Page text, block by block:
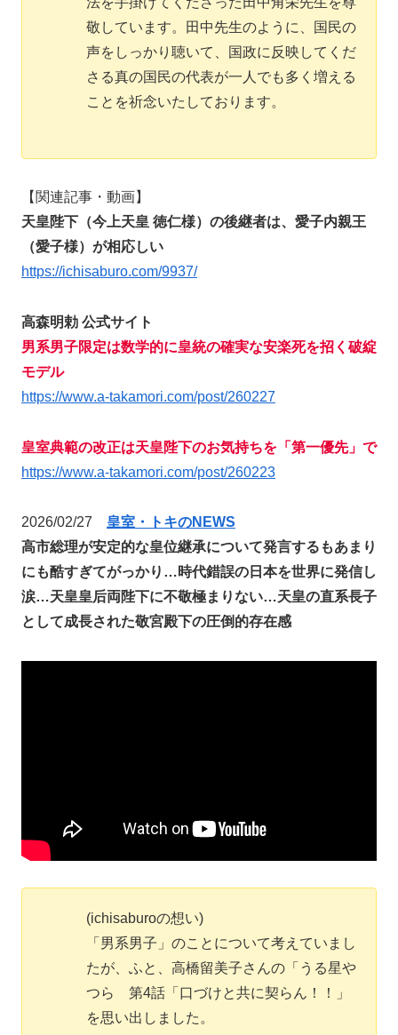
敬しています。田中先生のように、国民の
声をしっかり聴いて、国政に反映してくだ
さる真の国民の代表が一人でも多く増える
ことを祈念いたしております。
【関連記事・動画】
天皇陛下（今上天皇 徳仁様）の後継者は、愛子内親王
（愛子様）が相応しい
https://ichisaburo.com/9937/
高森明勅 公式サイト
男系男子限定は数学的に皇統の確実な安楽死を招く破綻
モデル
https://www.a-takamori.com/post/260227
皇室典範の改正は天皇陛下のお気持ちを「第一優先」で
https://www.a-takamori.com/post/260223
2026/02/27 皇室・トキのNEWS
高市総理が安定的な皇位継承について発言するもあまり
にも酷すぎてがっかり…時代錯誤の日本を世界に発信し
涙…天皇皇后両陛下に不敬極まりない…天皇の直系長子
として成長された敬宮殿下の圧倒的存在感
(ichisaburoの想い)
「男系男子」のことについて考えていまし
たが、ふと、高橋留美子さんの「うる星や
つら 第4話「口づけと共に契らん！！」
を思い出しました。